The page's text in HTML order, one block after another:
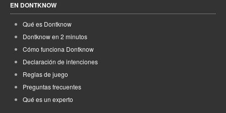
EN DONTKNOW
Qué es Dontknow
Dontknow en 2 minutos
Cómo funciona Dontknow
Declaración de intenciones
Reglas de juego
Preguntas frecuentes
Qué es un experto